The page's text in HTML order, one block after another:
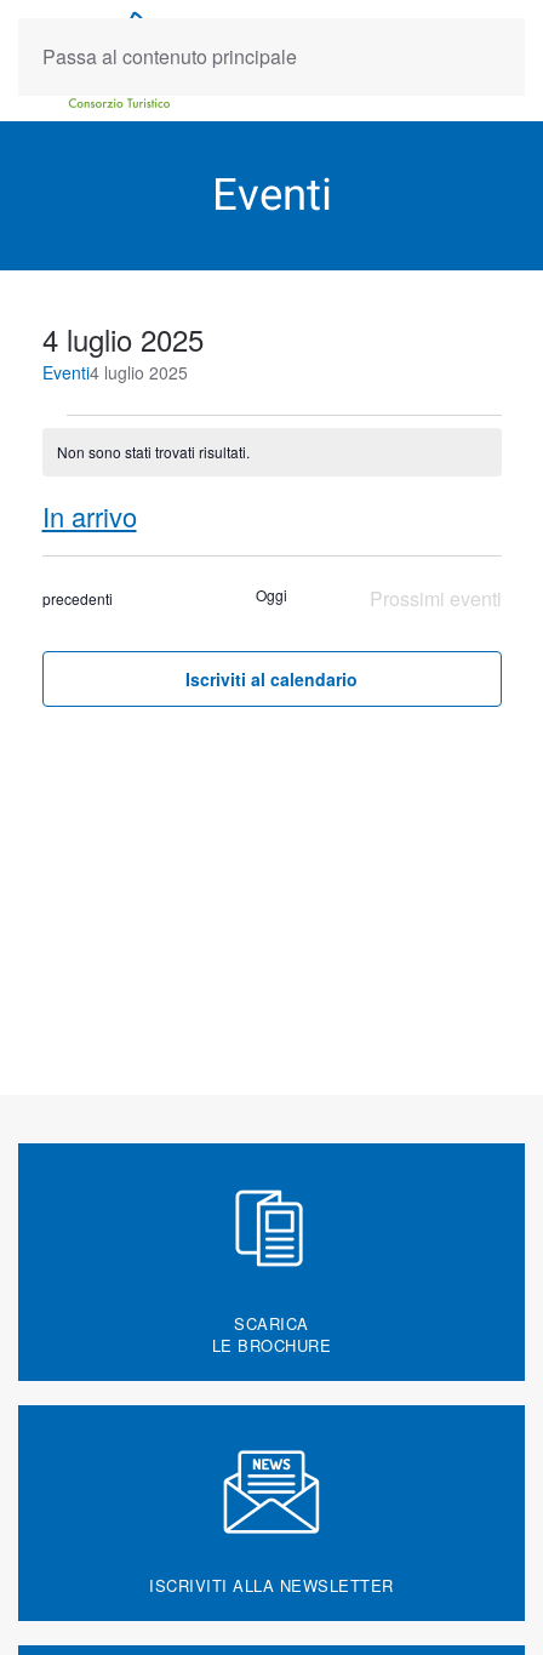
Passa al contenuto principale
Eventi
4 luglio 2025
Eventi4 luglio 2025
Eventi
Notice
Non sono stati trovati risultati.
e
viste
In arrivo
Seleziona
data.
Eventi
precedenti Oggi Prossimi eventi
Iscriviti al calendario
SCARICA
LE BROCHURE
ISCRIVITI ALLA NEWSLETTER